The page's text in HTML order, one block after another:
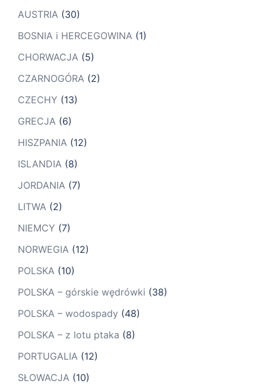
AUSTRIA (30)
BOSNIA i HERCEGOWINA (1)
CHORWACJA (5)
CZARNOGÓRA (2)
CZECHY (13)
GRECJA (6)
HISZPANIA (12)
ISLANDIA (8)
JORDANIA (7)
LITWA (2)
NIEMCY (7)
NORWEGIA (12)
POLSKA (10)
POLSKA – górskie wędrówki (38)
POLSKA – wodospady (48)
POLSKA – z lotu ptaka (8)
PORTUGALIA (12)
SŁOWACJA (10)